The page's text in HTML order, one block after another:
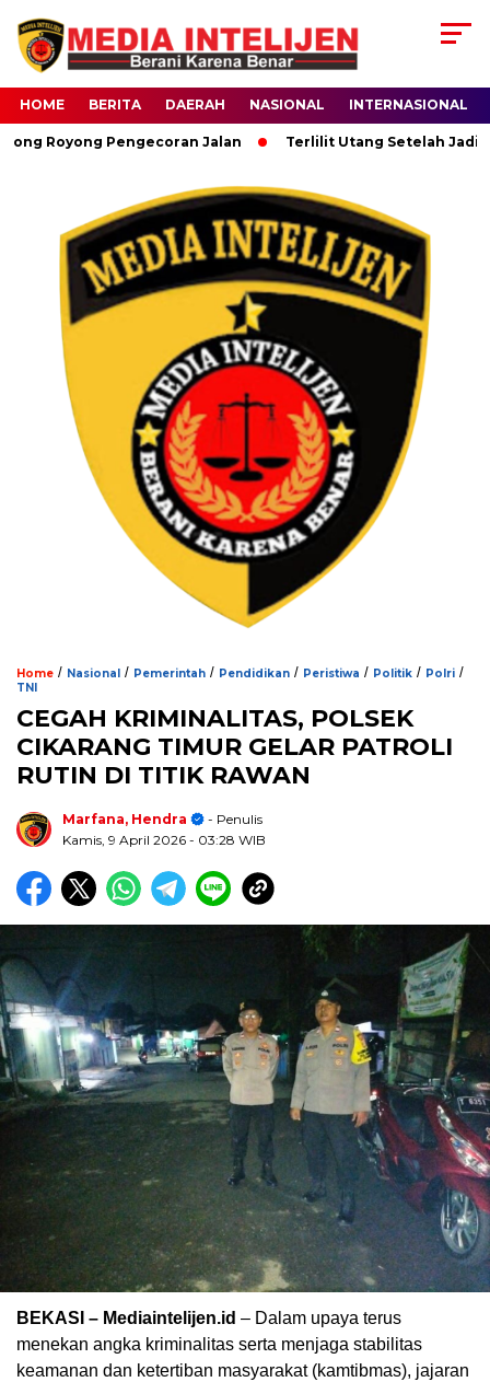
HOME BERITA DAERAH NASIONAL INTERNASIONAL
Pengecoran Jalan Terlilit Utang Setelah Jadi
Home / Nasional / Pemerintah / Pendidikan / Peristiwa / Politik / Polri /
TNI
CEGAH KRIMINALITAS, POLSEK
CIKARANG TIMUR GELAR PATROLI
RUTIN DI TITIK RAWAN
Marfana, Hendra
- Penulis
Kamis, 9 April 2026 - 03:28 WIB
BEKASI – Mediaintelijen.id – Dalam upaya terus
menekan angka kriminalitas serta menjaga stabilitas
keamanan dan ketertiban masyarakat (kamtibmas), jajaran